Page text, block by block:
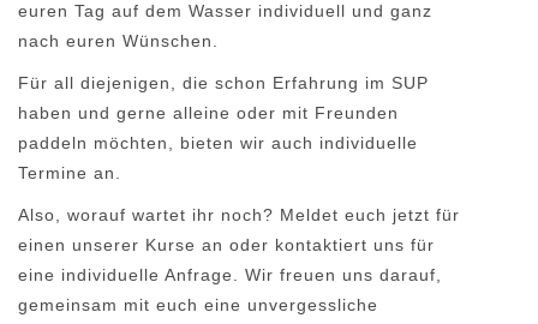
euren Tag auf dem Wasser individuell und ganz
nach euren Wünschen.
Für all diejenigen, die schon Erfahrung im SUP
haben und gerne alleine oder mit Freunden
paddeln möchten, bieten wir auch individuelle
Termine an.
Also, worauf wartet ihr noch? Meldet euch jetzt für
einen unserer Kurse an oder kontaktiert uns für
eine individuelle Anfrage. Wir freuen uns darauf,
gemeinsam mit euch eine unvergessliche